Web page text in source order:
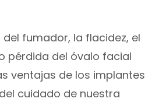
fumador, la flacidez, el
pérdida del óvalo facial
ventajas de los implantes
cuidado de nuestra